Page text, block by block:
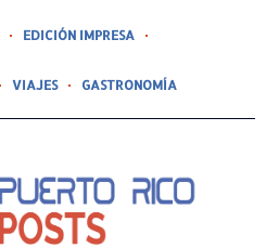
EDICIÓN IMPRESA
VIAJES GASTRONOMÍA